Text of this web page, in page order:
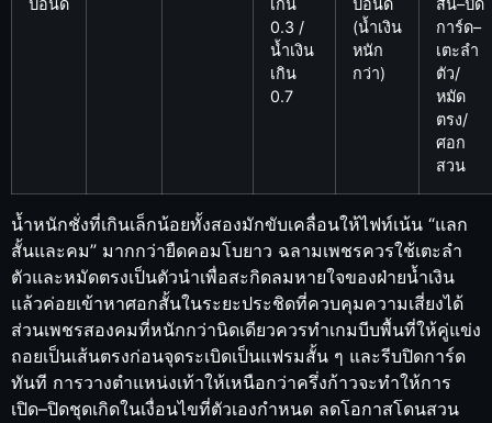
ปอนด์
เกิน
0.3 /
น้ำเงิน
เกิน
0.7
ปอนด์
(น้ำเงิน
หนัก
กว่า)
สั้น–ปิด
การ์ด–
เตะลำ
ตัว/
หมัด
ตรง/
ศอก
สวน
น้ำหนักชั่งที่เกินเล็กน้อยทั้งสองมักขับเคลื่อนให้ไฟท์เน้น “แลก
สั้นและคม” มากกว่ายืดคอมโบยาว ฉลามเพชรควรใช้เตะลำ
ตัวและหมัดตรงเป็นตัวนำเพื่อสะกิดลมหายใจของฝ่ายน้ำเงิน
แล้วค่อยเข้าหาศอกสั้นในระยะประชิดที่ควบคุมความเสี่ยงได้
ส่วนเพชรสองคมที่หนักกว่านิดเดียวควรทำเกมบีบพื้นที่ให้คู่แข่ง
ถอยเป็นเส้นตรงก่อนจุดระเบิดเป็นแฟรมสั้น ๆ และรีบปิดการ์ด
ทันที การวางตำแหน่งเท้าให้เหนือกว่าครึ่งก้าวจะทำให้การ
เปิด–ปิดชุดเกิดในเงื่อนไขที่ตัวเองกำหนด ลดโอกาสโดนสวน